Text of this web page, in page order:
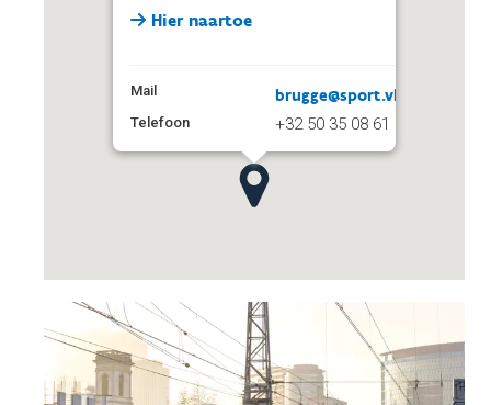
Hier naartoe
Mail brugge@sport.vlaanderen
Telefoon +32 50 35 08 61